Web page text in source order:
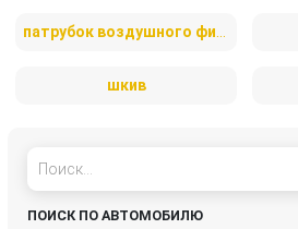
шкив
ПОИСК ПО АВТОМОБИЛЮ